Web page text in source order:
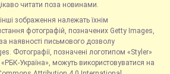
читати поза новинами.
інші зображення належать їхнім
фотографій, позначених Getty Images,
наявності письмового дозволу
Фотографії, позначені логотипом «Styler»
Україна», можуть використовуватися на